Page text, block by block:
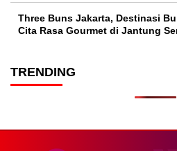
Three Buns Jakarta, Destinasi
Cita Rasa Gourmet di Jantung
TRENDING